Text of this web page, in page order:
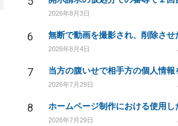
2026年8月3日
6
2026年8月4日
7
2026年7月29日
8
2026年7月29日